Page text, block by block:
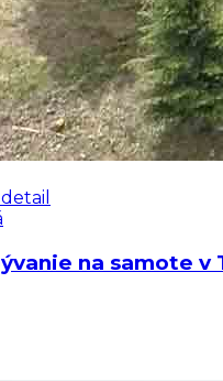
na samote v